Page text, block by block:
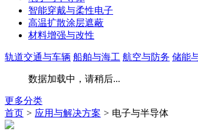
智能穿戴与柔性电子
高温扩散涂层遮蔽
材料增强与改性
轨道交通与车辆 船舶与海工 航空与防务 储能
数据加载中，请稍后...
更多分类
首页 > 应用与解决方案 > 电子与半导体